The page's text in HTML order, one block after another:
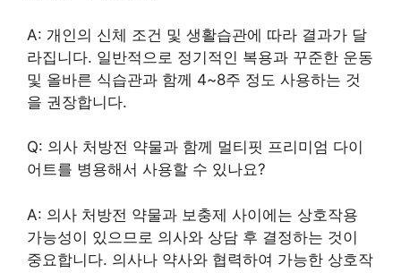
A: 개인의 신체 조건 및 생활습관에 따라 결과가 달
라집니다. 일반적으로 정기적인 복용과 꾸준한 운동
및 올바른 식습관과 함께 4~8주 정도 사용하는 것
을 권장합니다.
Q: 의사 처방전 약물과 함께 멀티핏 프리미엄 다이
어트를 병용해서 사용할 수 있나요?
A: 의사 처방전 약물과 보충제 사이에는 상호작용
가능성이 있으므로 의사와 상담 후 결정하는 것이
중요합니다. 의사나 약사와 협력하여 가능한 상호작